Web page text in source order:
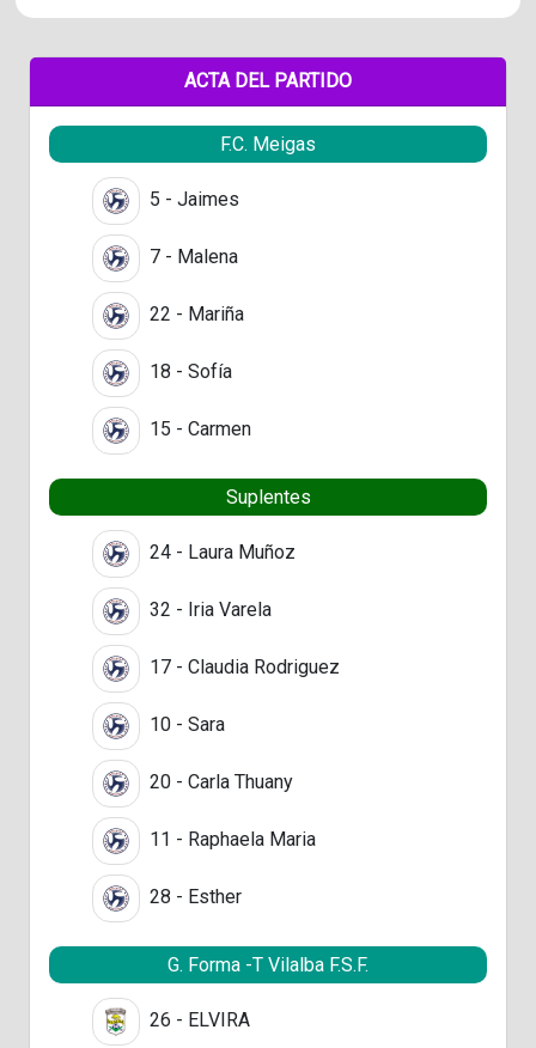
ACTA DEL PARTIDO
F.C. Meigas
5 - Jaimes
7 - Malena
22 - Mariña
18 - Sofía
15 - Carmen
Suplentes
24 - Laura Muñoz
32 - Iria Varela
17 - Claudia Rodriguez
10 - Sara
20 - Carla Thuany
11 - Raphaela Maria
28 - Esther
G. Forma -T Vilalba F.S.F.
26 - ELVIRA